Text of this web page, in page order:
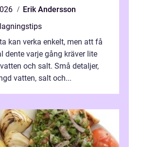
Erik Andersson
kan verka enkelt, men att få
dente varje gång kräver lite
och salt. Små detaljer,
vatten, salt och...